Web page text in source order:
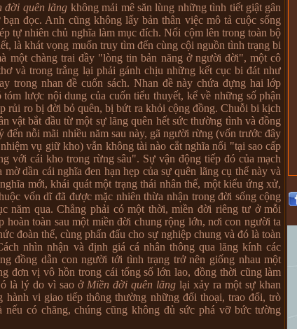
đời quên lãng không mải mê săn lùng những tình tiết giật gân
đọc. Anh cũng không lấy bản thân việc mô tả cuộc sống
tự nhiên chủ nghĩa làm mục đích. Nổi cộm lên trong toàn bộ
là khát vọng muốn truy tìm đến cùng cội nguồn tình trạng bi
một chàng trai đầy "lòng tin bản năng ở người đời", một cô
và trong trắng lại phải gánh chịu những kết cục bi đát như
trong nhan đề cuốn sách. Nhan đề này chứa đựng hai lớp
lược nội dung của cuốn tiểu thuyết, kể về những số phận
rủi ro bị đời bỏ quên, bị bứt ra khỏi cộng đồng. Chuỗi bi kịch
vật bắt đầu từ một sự lãng quên hết sức thường tình và đồng
đến nỗi mãi nhiều năm sau này, gã người rừng (vốn trước đây
vụ giữ kho) vẫn không tài nào cắt nghĩa nổi "tại sao cấp
với cái kho trong rừng sâu". Sự vận động tiếp đó của mạch
dần cái nghĩa đen hạn hẹp của sự quên lãng cụ thể này và
mới, khái quát một trạng thái nhân thế, một kiểu ứng xử,
vốn dĩ đã được mặc nhiên thừa nhận trong đời sống cộng
năm qua. Chẳng phải có một thời, miền đời riêng tư ở mỗi
hoàn toàn sau một miền đời chung rộng lớn, nơi con người ta
đoàn thể, cùng phấn đấu cho sự nghiệp chung và đó là toàn
nhìn nhận và định giá cá nhân thông qua lăng kính các
đồng dẫn con người tới tình trạng trở nên giống nhau một
đơn vị vô hồn trong cái tổng số lớn lao, đồng thời cũng làm
là lý do vì sao ở Miền đời quên lãng lại xảy ra một sự khan
hành vi giao tiếp thông thường những đối thoại, trao đổi, trò
nếu có chăng, chúng cũng không đủ sức phá vỡ bức tường